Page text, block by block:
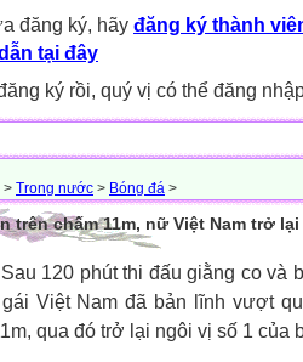
đăng ký, hãy đăng ký thành
tại đây
ký rồi, quý vị có thể đăng
> Trong nước > Bóng đá >
trên chấm 11m, nữ Việt Nam trở
120 phút thi đấu giằng co và
Việt Nam đã bản lĩnh vượt
qua đó trở lại ngôi vị số 1 của